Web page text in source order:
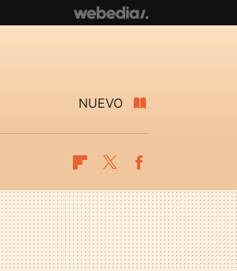
NUEVO
Flipboard
Twitter